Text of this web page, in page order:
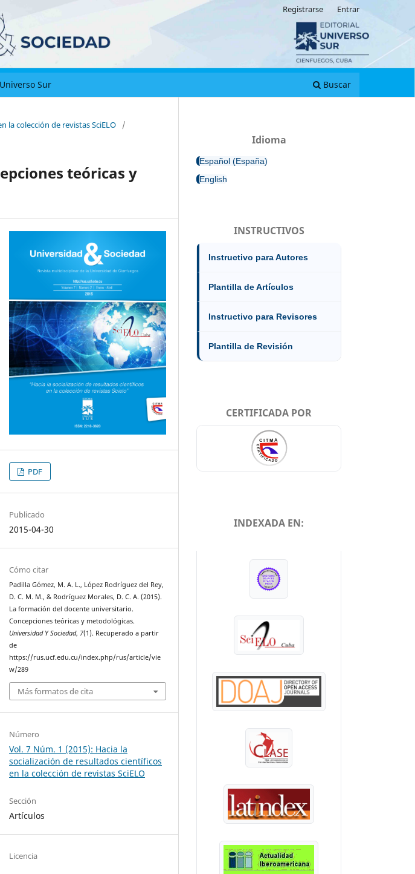
Sur Buscar
Registrarse Entrar
la colección de revistas SciELO
/
teóricas y
PDF
Publicado
2015-04-30
Cómo citar
Padilla Gómez, M. A. L., López Rodríguez del Rey,
D. C. M. M., & Rodríguez Morales, D. C. A. (2015).
La formación del docente universitario.
Concepciones teóricas y metodológicas.
Universidad Y Sociedad, 7(1). Recuperado a partir
de
https://rus.ucf.edu.cu/index.php/rus/article/vie
w/289
Más formatos de cita
Número
Vol. 7 Núm. 1 (2015): Hacia la
socialización de resultados científicos
en la colección de revistas SciELO
Sección
Artículos
Licencia
Idioma
Español (España)
English
INSTRUCTIVOS
Instructivo para Autores
Plantilla de Artículos
Instructivo para Revisores
Plantilla de Revisión
CERTIFICADA POR
INDEXADA EN: